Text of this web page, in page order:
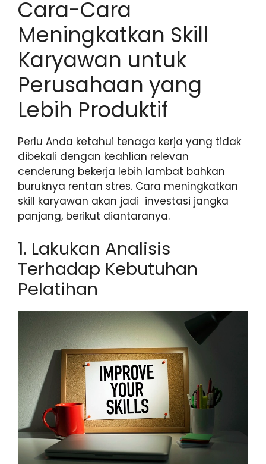
Cara-Cara
Meningkatkan Skill
Karyawan untuk
Perusahaan yang
Lebih Produktif
Perlu Anda ketahui tenaga kerja yang tidak
dibekali dengan keahlian relevan
cenderung bekerja lebih lambat bahkan
buruknya rentan stres. Cara meningkatkan
skill karyawan akan jadi investasi jangka
panjang, berikut diantaranya.
1. Lakukan Analisis
Terhadap Kebutuhan
Pelatihan